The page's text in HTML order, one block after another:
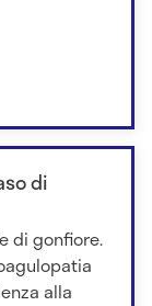
di
di gonfiore.
alla